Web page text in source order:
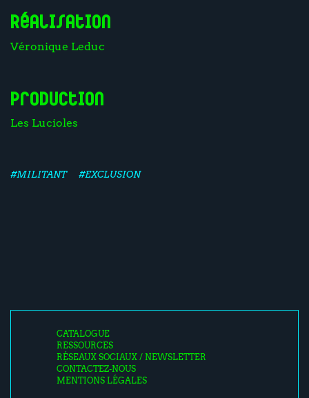
Réalisation
Véronique Leduc
Production
Les Lucioles
#MILITANT #EXCLUSION
CATALOGUE
RESSOURCES
RÉSEAUX SOCIAUX / NEWSLETTER
CONTACTEZ-NOUS
MENTIONS LÉGALES